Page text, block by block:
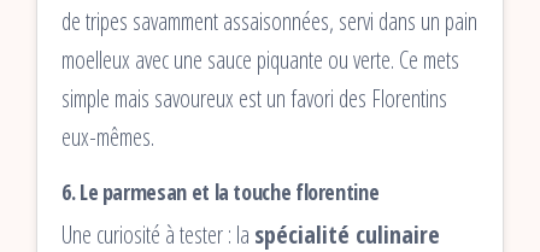
de tripes savamment assaisonnées, servi dans un pain
moelleux avec une sauce piquante ou verte. Ce mets
simple mais savoureux est un favori des Florentins
eux-mêmes.
6. Le parmesan et la touche florentine
Une curiosité à tester : la spécialité culinaire